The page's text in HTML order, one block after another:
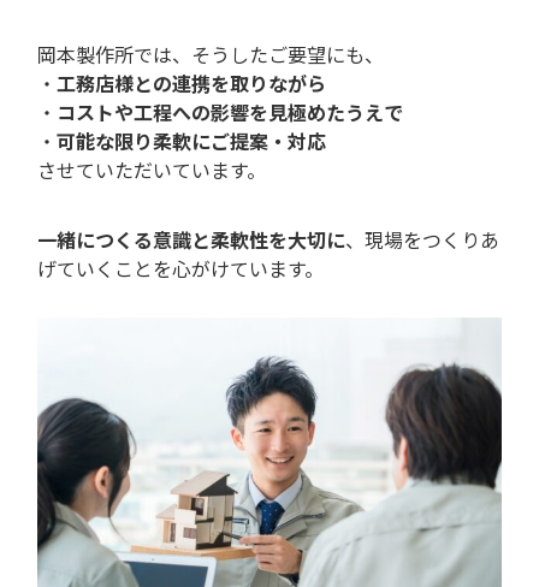
岡本製作所では、そうしたご要望にも、
・ 工務店様との連携を取りながら
・ コストや工程への影響を見極めたうえで
・ 可能な限り柔軟にご提案・対応
させていただいています。
一緒につくる意識と柔軟性を大切に、現場をつくりあ
げていくことを心がけています。